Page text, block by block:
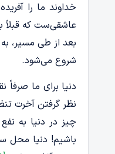
خداوند ما را
عاشقی‌ست که قبلاً
بعد از طی مسیر،
شروع می‌شود.
نظر گرفتن آخرت
چیز در دنیا به
باشیم! دنیا محل